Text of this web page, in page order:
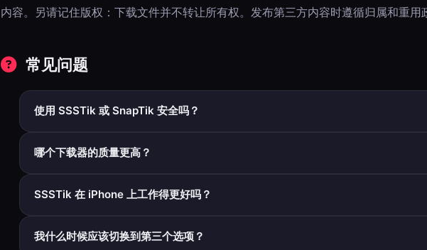
内容。另请记住版权：下载文件并不转让所有权。发布第三方内容时遵循归属和重用
常见问题
使用 SSSTik 或 SnapTik 安全吗？
核心网络流程可以工作，但要避免来自广告网络的虚假应用程序/更新提示。仅浏览器的工作
哪个下载器的质量更高？
这两种传统工具都可以产生良好的输出，但在重负载下一致性可能会有所不同。使用您自己
SSSTik 在 iPhone 上工作得更好吗？
它提供面向 iOS 的指导，但现代 Safari 工作流程使基于浏览器的下载在各种工具中变得实用
我什么时候应该切换到第三个选项？